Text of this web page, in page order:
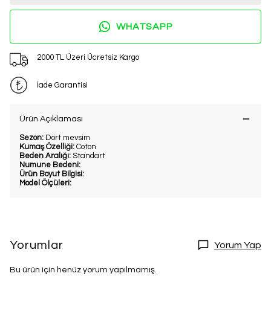
WHATSAPP
2000 TL Üzeri Ücretsiz Kargo
İade Garantisi
Ürün Açıklaması
Sezon: Dört mevsim
Kumaş Özelliği: Coton
Beden Aralığı: Standart
Numune Bedeni:
Ürün Boyut Bilgisi:
Model Ölçüleri:
Yorumlar Yorum Yap
Bu ürün için henüz yorum yapılmamış.